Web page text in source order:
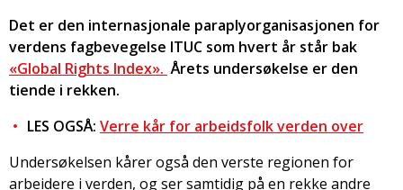
Det er den internasjonale paraplyorganisasjonen for
verdens fagbevegelse ITUC som hvert år står bak
«Global Rights Index». Årets undersøkelse er den
tiende i rekken.
LES OGSÅ: Verre kår for arbeidsfolk verden over
Undersøkelsen kårer også den verste regionen for
arbeidere i verden, og ser samtidig på en rekke andre